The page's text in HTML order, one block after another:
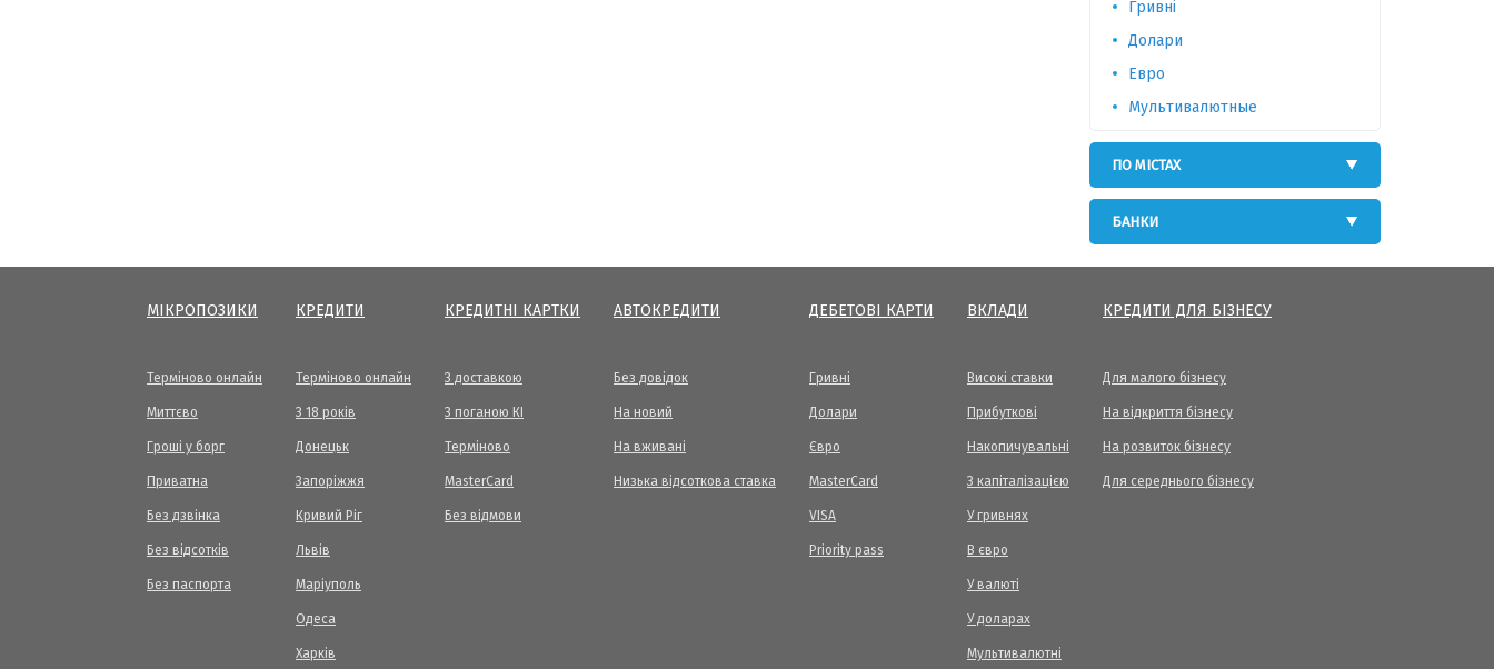
Гривні
Долари
Евро
Мультивалютные
ПО МІСТАХ
БАНКИ
МІКРОПОЗИКИ
Терміново онлайн
Миттєво
Гроші у борг
Приватна
Без дзвінка
Без відсотків
Без паспорта
КРЕДИТИ
Терміново онлайн
З 18 років
Донецьк
Запоріжжя
Кривий Ріг
Львів
Маріуполь
Одеса
Харків
КРЕДИТНІ КАРТКИ
З доставкою
З поганою КІ
Терміново
МasterCard
Без відмови
АВТОКРЕДИТИ
Без довідок
На новий
На вживані
Низька відсоткова ставка
ДЕБЕТОВІ КАРТИ
Гривні
Долари
Євро
MasterCard
VISA
Priority pass
ВКЛАДИ
Високі ставки
Прибуткові
Накопичувальні
З капіталізацією
У гривнях
В євро
У валюті
У доларах
Мультивалютні
КРЕДИТИ ДЛЯ БІЗНЕСУ
Для малого бізнесу
На відкриття бізнесу
На розвиток бізнесу
Для середнього бізнесу